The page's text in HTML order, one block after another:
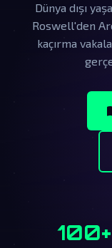
Dünya dışı
Roswell'den
kaçırma
100+